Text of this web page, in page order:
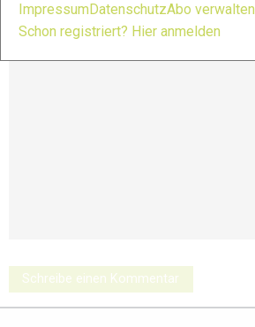
Schreibe einen Kommentar
Impressum DatenschutzAbo verwalten
Schon registriert? Hier anmelden